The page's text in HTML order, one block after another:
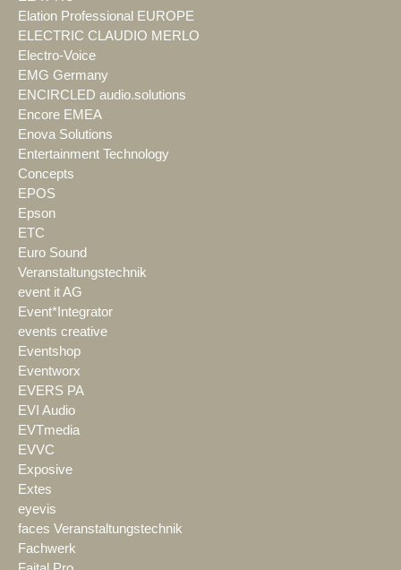
Elation Professional EUROPE
ELECTRIC CLAUDIO MERLO
Electro-Voice
EMG Germany
ENCIRCLED audio.solutions
Encore EMEA
Enova Solutions
Entertainment Technology
Concepts
EPOS
Epson
ETC
Euro Sound
Veranstaltungstechnik
event it AG
Event*Integrator
events creative
Eventshop
Eventworx
EVERS PA
EVI Audio
EVTmedia
EVVC
Exposive
Extes
eyevis
faces Veranstaltungstechnik
Fachwerk